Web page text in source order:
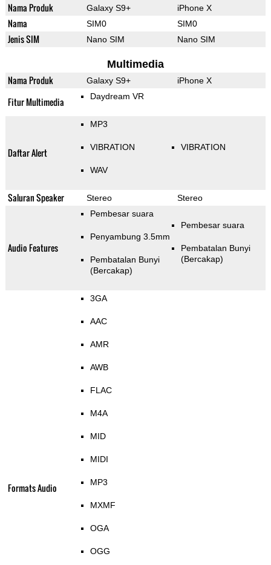
Nama Produk Galaxy S9+ iPhone X
Nama SIM0 SIM0
Jenis SIM Nano SIM Nano SIM
Multimedia
Nama Produk Galaxy S9+ iPhone X
Fitur Multimedia Daydream VR
Daftar Alert
MP3
VIBRATION
WAV
VIBRATION
Saluran Speaker Stereo Stereo
Audio Features
Pembesar suara
Penyambung 3.5mm
Pembatalan Bunyi
(Bercakap)
Pembesar suara
Pembatalan Bunyi
(Bercakap)
Formats Audio
3GA
AAC
AMR
AWB
FLAC
M4A
MID
MIDI
MP3
MXMF
OGA
OGG